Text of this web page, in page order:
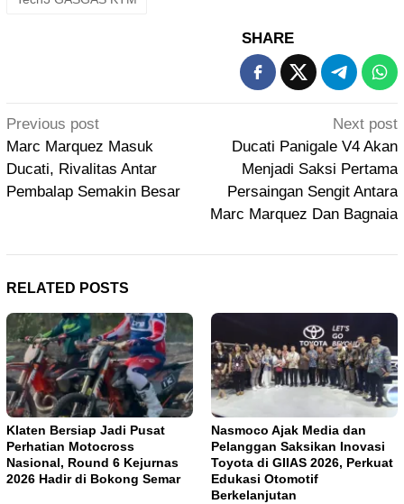
SHARE
Post
navigation
Previous post
Marc Marquez Masuk
Ducati, Rivalitas Antar
Pembalap Semakin Besar
Next post
Ducati Panigale V4 Akan
Menjadi Saksi Pertama
Persaingan Sengit Antara
Marc Marquez Dan Bagnaia
RELATED POSTS
Klaten Bersiap Jadi Pusat
Perhatian Motocross
Nasional, Round 6 Kejurnas
2026 Hadir di Bokong Semar
Nasmoco Ajak Media dan
Pelanggan Saksikan Inovasi
Toyota di GIIAS 2026, Perkuat
Edukasi Otomotif
Berkelanjutan